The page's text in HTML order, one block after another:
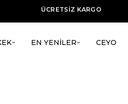
VADE FARKSIZ 3 TAKSİT
%20 İNDİRİM + ilk
EN YENİLER CEYO